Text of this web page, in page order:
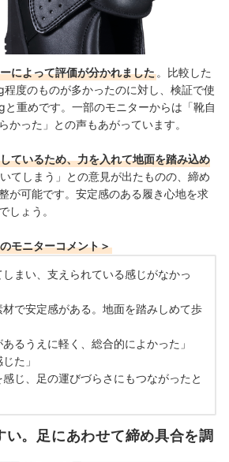
によって評価が分かれました 。比較した
度のものが多かったのに対し、検証で使
重めです。一部のモニターからは「靴自
かった」との声もあがっています。
ているため、力を入れて地面を踏み込め
てしまう」との意見が出たものの、締め
が可能です。安定感のある履き心地を求
しょう。
モニターコメント＞
しまい、支えられている感じがなかっ
材で安定感がある。地面を踏みしめて歩
あるうえに軽く、総合的によかった」
た」
感じ、足の運びづらさにもつながったと
い。足にあわせて締め具合を調